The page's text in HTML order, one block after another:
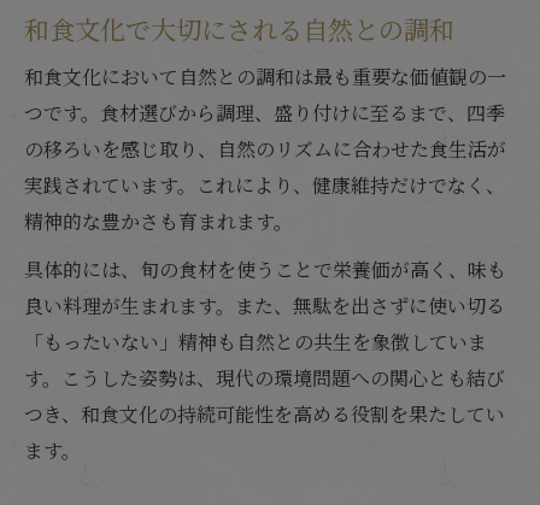
和食文化で大切にされる自然との調和
和食文化において自然との調和は最も重要な価値観の一
つです。食材選びから調理、盛り付けに至るまで、四季
の移ろいを感じ取り、自然のリズムに合わせた食生活が
実践されています。これにより、健康維持だけでなく、
精神的な豊かさも育まれます。
具体的には、旬の食材を使うことで栄養価が高く、味も
良い料理が生まれます。また、無駄を出さずに使い切る
「もったいない」精神も自然との共生を象徴していま
す。こうした姿勢は、現代の環境問題への関心とも結び
つき、和食文化の持続可能性を高める役割を果たしてい
ます。